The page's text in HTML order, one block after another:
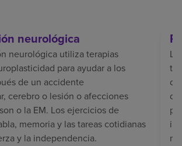
neurológica
neurológica utiliza terapias
para ayudar a los
de un accidente
cerebro o lesión o afecciones
o la EM. Los ejercicios de
memoria y las tareas cotidianas
y la independencia.